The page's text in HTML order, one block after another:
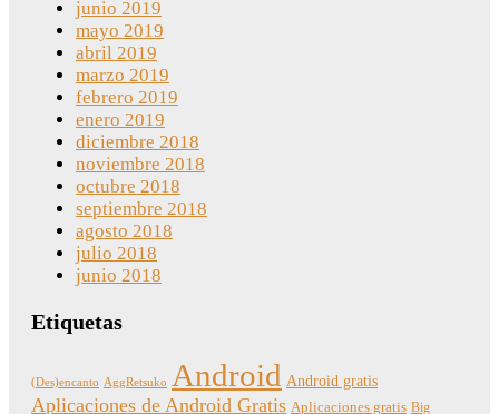
junio 2019
mayo 2019
abril 2019
marzo 2019
febrero 2019
enero 2019
diciembre 2018
noviembre 2018
octubre 2018
septiembre 2018
agosto 2018
julio 2018
junio 2018
Etiquetas
(Des)encanto AggRetsuko Android Android gratis
Aplicaciones de Android Gratis Aplicaciones gratis Big